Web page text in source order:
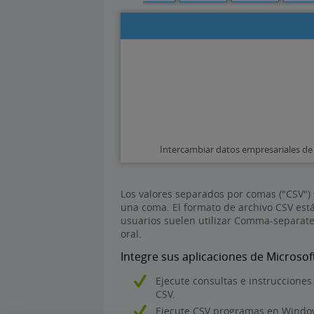
Intercambiar datos empresariales
Los valores separados por comas
una coma. El formato de archivo CSV
usuarios suelen utilizar Comma-
oral.
Integre sus aplicaciones de
Ejecute consultas e
CSV.
Ejecute CSV programas en